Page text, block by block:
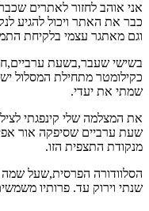
אני אוהב לחזור לאתרים
כבר את האתר ויכול להגיע
וגם מאתגר עצמי בלקיחת
בשישי שעבר,בשעת
כקילומטר מתחילת המסלול
שמתי את יעדי.
שעת ערביים שסיפקה אור אפי
מנקודת התצפית הזו.
הסלוודורה הפרסית,שעל
שנתי וירוק עד. פרותיו